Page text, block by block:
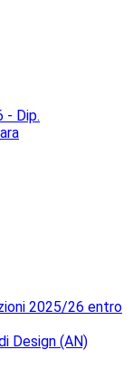
- Dip.
2025/26 entro
Design (AN)